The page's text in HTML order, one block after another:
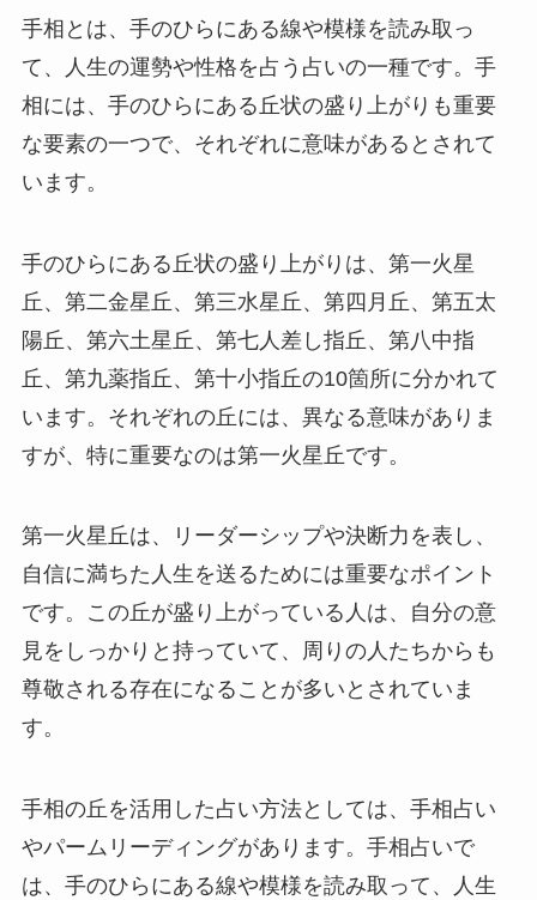
手相とは、手のひらにある線や模様を読み取っ
て、人生の運勢や性格を占う占いの一種です。手
相には、手のひらにある丘状の盛り上がりも重要
な要素の一つで、それぞれに意味があるとされて
います。
手のひらにある丘状の盛り上がりは、第一火星
丘、第二金星丘、第三水星丘、第四月丘、第五太
陽丘、第六土星丘、第七人差し指丘、第八中指
丘、第九薬指丘、第十小指丘の10箇所に分かれて
います。それぞれの丘には、異なる意味がありま
すが、特に重要なのは第一火星丘です。
第一火星丘は、リーダーシップや決断力を表し、
自信に満ちた人生を送るためには重要なポイント
です。この丘が盛り上がっている人は、自分の意
見をしっかりと持っていて、周りの人たちからも
尊敬される存在になることが多いとされていま
す。
手相の丘を活用した占い方法としては、手相占い
やパームリーディングがあります。手相占いで
は、手のひらにある線や模様を読み取って、人生